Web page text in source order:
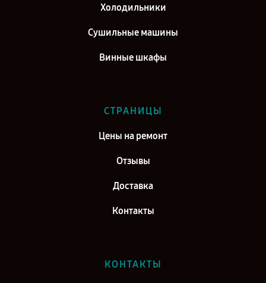
Холодильники
Сушильные машины
Винные шкафы
СТРАНИЦЫ
Цены на ремонт
Отзывы
Доставка
Контакты
КОНТАКТЫ